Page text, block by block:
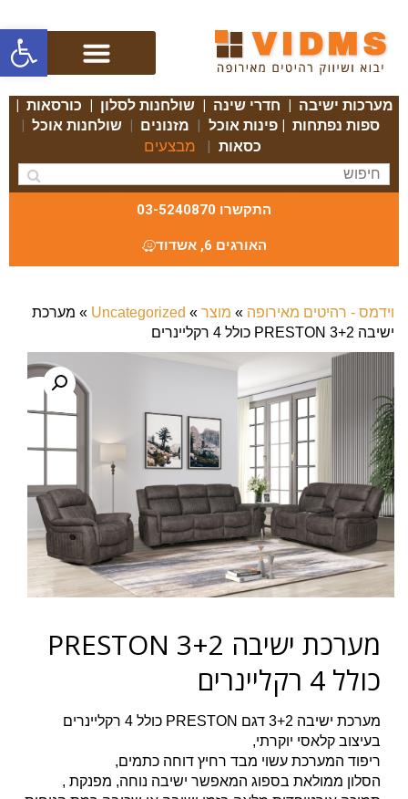
פתח
מערכות ישיבה | חדרי שינה |שולחנות לסלון | כורסאות |
ספות נפתחות | פינות אוכל | מזנונים | שולחנות אוכל |
כסאות | מבצעים
התקשרו 03-5240870
האורגים 6, אשדוד
וידמס - רהיטים מאירופה » מוצר »
Uncategorized
» מערכת
ישיבה 3+2 PRESTON כולל 4 רקליינרים
מערכת ישיבה 3+2 PRESTON
כולל 4 רקליינרים
מערכת ישיבה 3+2 דגם PRESTON כולל 4 רקליינרים
בעיצוב קלאסי יוקרתי,
ריפוד המערכת עשוי מבד רחיץ דוחה כתמים,
הסלון ממולאת בספוג המאפשר ישיבה נוחה, מפנקת ,